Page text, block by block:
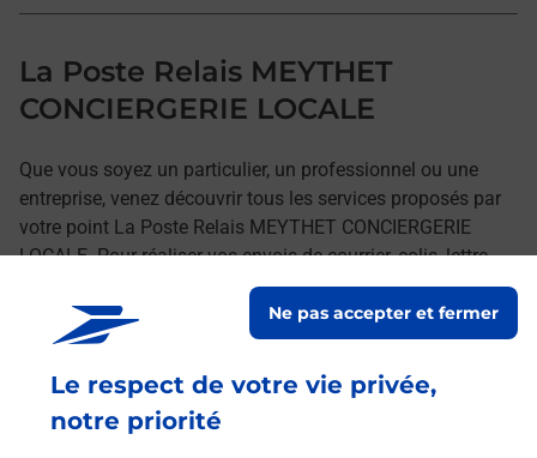
Le respect de votre vie privée,
notre priorité
Ne pas accepter et fermer
La Poste Relais MEYTHET
CONCIERGERIE LOCALE
Que vous soyez un particulier, un professionnel ou une
entreprise, venez découvrir tous les services proposés par
votre point La Poste Relais MEYTHET CONCIERGERIE
LOCALE. Pour réaliser vos envois de courrier, colis, lettre
recommandée ou encore l'achat de timbres en quelques
clics, rendez-vous sur laposte.fr.
Retrouvez toutes nos offres en ligne sur notre site